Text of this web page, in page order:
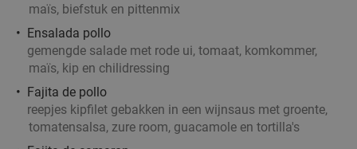
maïs, biefstuk en pittenmix
Ensalada pollo
gemengde salade met rode ui, tomaat, komkommer,
maïs, kip en chilidressing
Fajita de pollo
reepjes kipfilet gebakken in een wijnsaus met groente,
tomatensalsa, zure room, guacamole en tortilla's